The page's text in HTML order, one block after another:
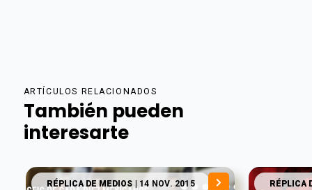
ARTÍCULOS RELACIONADOS
También pueden
interesarte
RÉPLICA DE MEDIOS | 14 NOV. 2015 RÉPLICA